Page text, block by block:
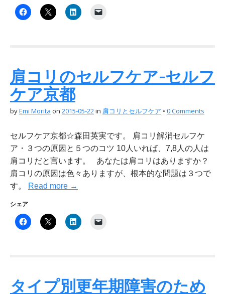
肩コリのセルフケア-セルフ
ケア京都
byEmi Morita on 2015-05-22in 肩コリとセルフケア • 0 Comments
セルフケア京都☆森田英実です。 肩コリ解消セルフケ
ア・３つの原因と５つのコツ 10人いれば、7,8人の人は
肩コリだと言います。 あなたは肩コリはありますか？
肩コリの原因は色々ありますが、根本的な問題は３つで
す。
Read more →
シェア
タイプ別更年期障害のため